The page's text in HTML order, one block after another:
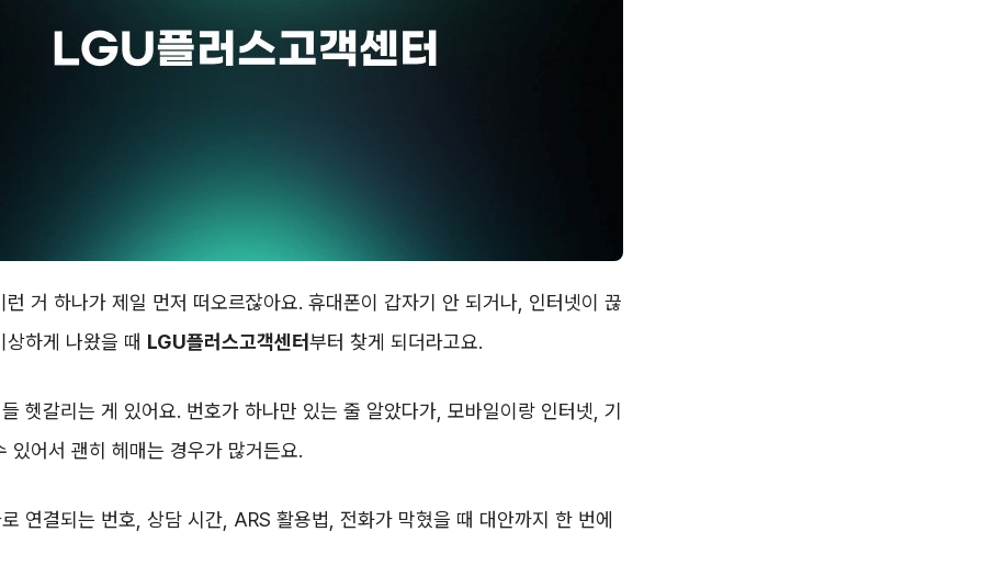
런 거 하나가 제일 먼저 떠오르잖아요. 휴대폰이 갑자기 안 되거나, 인터넷이 끊
하게 나왔을 때 LGU플러스고객센터부터 찾게 되더라고요.
헷갈리는 게 있어요. 번호가 하나만 있는 줄 알았다가, 모바일이랑 인터넷, 기
있어서 괜히 헤매는 경우가 많거든요.
연결되는 번호, 상담 시간, ARS 활용법, 전화가 막혔을 때 대안까지 한 번에